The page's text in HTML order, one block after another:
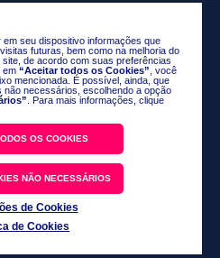
seu dispositivo informações que
futuras, bem como na melhoria do
de acordo com suas preferências
em “Aceitar todos os Cookies” , você
mencionada. É possível, ainda, que
necessários, escolhendo a opção
. Para mais informações, clique
OS COOKIES
NÃO NECESSÁRIOS
de Cookies
de Cookies